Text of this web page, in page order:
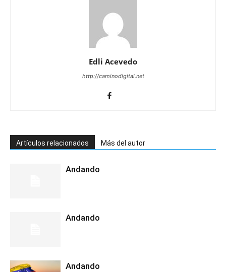
Edli Acevedo
http://caminodigital.net
Artículos relacionados Más del autor
Andando
Andando
Andando